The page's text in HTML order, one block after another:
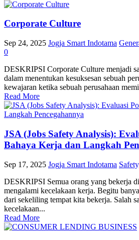
Corporate Culture
Sep 24, 2025 Jogja Smart Indotama
0
DESKRIPSI Corporate Culture menjadi
dalam menentukan kesuksesan sebuah
kewajaran ketika sebuah perusahaan
Read More
JSA (Jobs Safety Analysis):
Bahaya Kerja dan Langkah
Sep 17, 2025 Jogja Smart Indotama
DESKRIPSI Semua orang yang bekerja
mengalami kecelakaan kerja. Begitu
dari sekeliling tempat kita bekerja. Salah
kecelakaan...
Read More